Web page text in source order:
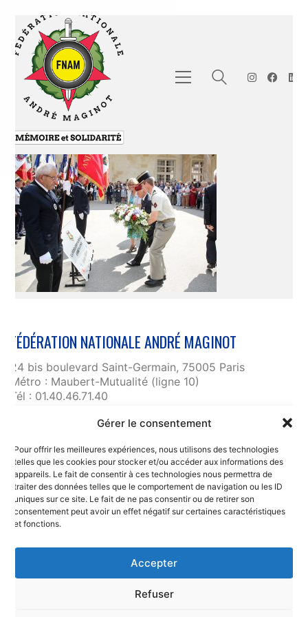
Gérer le consentement
Pour offrir les meilleures expériences, nous utilisons des technologies
telles que les cookies pour stocker et/ou accéder aux informations des
appareils. Le fait de consentir à ces technologies nous permettra de
traiter des données telles que le comportement de navigation ou les ID
uniques sur ce site. Le fait de ne pas consentir ou de retirer son
consentement peut avoir un effet négatif sur certaines caractéristiques
et fonctions.
Accepter
Refuser
FÉDÉRATION NATIONALE ANDRÉ MAGINOT
24 bis boulevard Saint-Germain, 75005 Paris
Métro : Maubert-Mutualité (ligne 10)
Tél : 01.40.46.71.40
Liens utiles
RGPD et confidentialité des données
Mentions légales